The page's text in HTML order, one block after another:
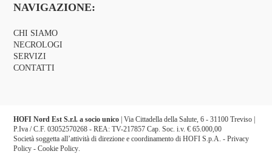
NAVIGAZIONE:
CHI SIAMO
NECROLOGI
SERVIZI
CONTATTI
HOFI Nord Est S.r.l. a socio unico | Via Cittadella della Salute, 6 - 31100 Treviso |
P.Iva / C.F. 03052570268 - REA: TV-217857 Cap. Soc. i.v. € 65.000,00
Società soggetta all’attività di direzione e coordinamento di HOFI S.p.A. -Privacy
Policy -Cookie Policy.